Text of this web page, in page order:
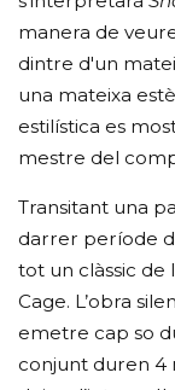
manera de
dintre d'un
una mateixa
estilística es
mestre del
Transitant una
darrer període
tot un clàssic de
Cage. L’obra
emetre cap so
conjunt duren 4